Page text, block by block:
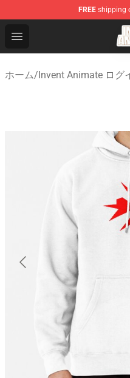
FREE shipping
Open menu
Invent Animate Shop
ホーム/Invent Animate ログ